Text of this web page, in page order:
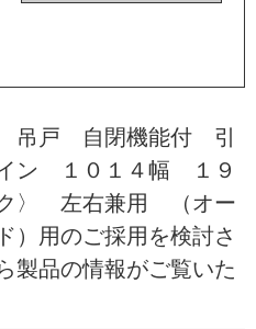
吊戸 自閉機能付 引
ン １０１４幅 １９
〉 左右兼用 （オー
）用のご採用を検討さ
製品の情報がご覧いた